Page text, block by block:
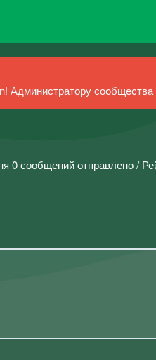
Администратору сообщества
0 сообщений отправлено /